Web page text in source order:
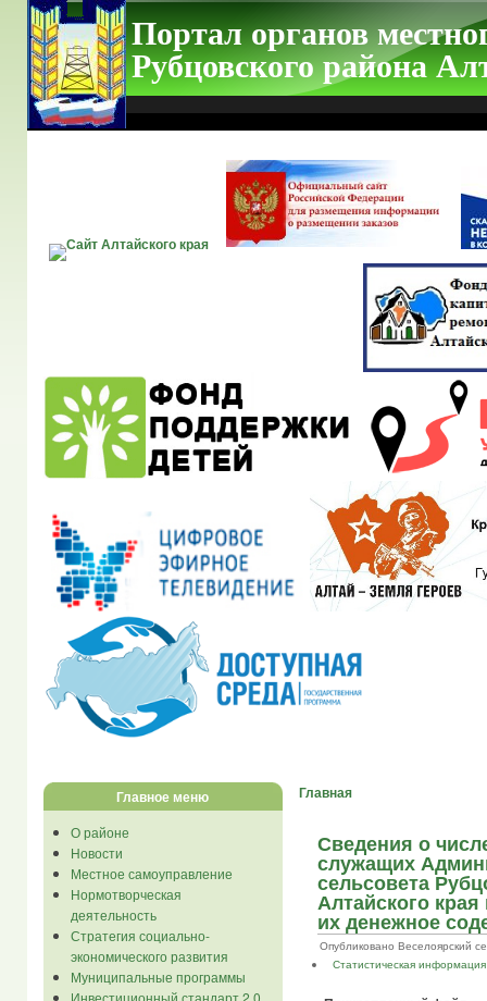
Портал органов
Рубцовского района
Главное меню
О районе
Новости
Местное самоуправление
Нормотворческая
деятельность
Стратегия социально-
экономического развития
Муниципальные программы
Инвестиционный стандарт 2.0
Главная
Сведения о
служащих
сельсовета
Алтайского
их денежное
Опубликовано Веселоярский
Статистическая информация